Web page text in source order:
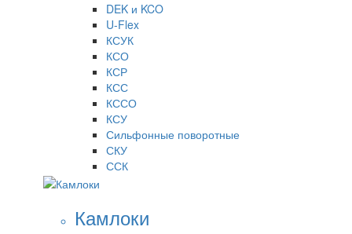
DEK и KCO
U-Flex
КСУК
КСО
КСР
КСС
КССО
КСУ
Сильфонные поворотные
СКУ
ССК
Камлоки